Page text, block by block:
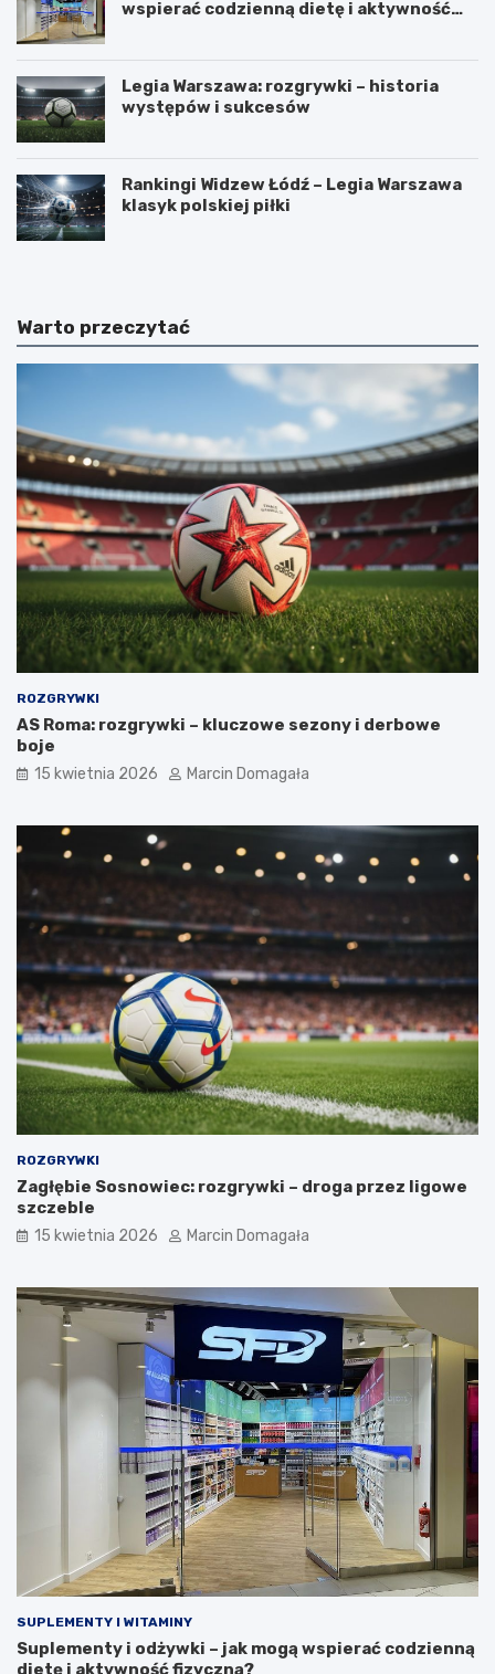
wspierać codzienną dietę i aktywność
Legia Warszawa: rozgrywki – historia
występów i sukcesów
Rankingi Widzew Łódź – Legia Warszawa
klasyk polskiej piłki
Warto przeczytać
ROZGRYWKI
AS Roma: rozgrywki – kluczowe sezony i derbowe
boje
15 kwietnia 2026 Marcin Domagała
ROZGRYWKI
Zagłębie Sosnowiec: rozgrywki – droga przez ligowe
szczeble
15 kwietnia 2026 Marcin Domagała
SUPLEMENTY I WITAMINY
Suplementy i odżywki – jak mogą wspierać codzienną
dietę i aktywność fizyczną?